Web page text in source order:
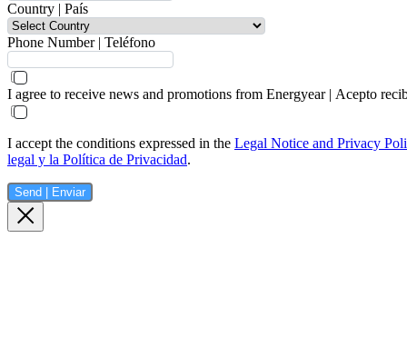
Country | País
Phone Number | Teléfono
I agree to receive news and promotions from Energyear | Acepto
I accept the conditions expressed in the Legal Notice and Privacy
legal y la Política de Privacidad.
Send | Enviar